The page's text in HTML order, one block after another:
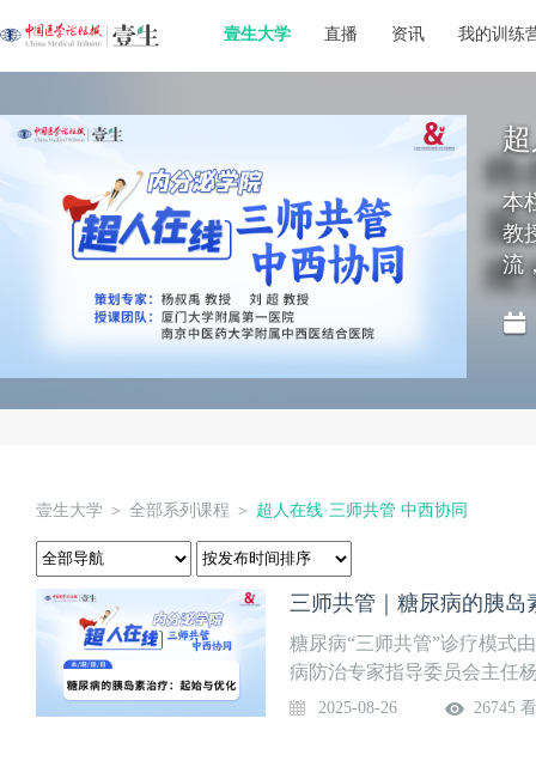
壹生大学 直播 资讯 我的训练
本
教
流
壹生大学 ＞ 全部系列课程 ＞ 超人在线·三师共管 中西协同
三师共管｜糖尿病的胰岛
糖尿病“三师共管”诊疗模式
病防治专家指导委员会主任
个性化、全病程管理的“中国
2025-08-26 26745